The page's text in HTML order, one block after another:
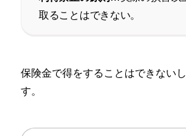
取ることはできない。
保険金で得をすることはできない
す。